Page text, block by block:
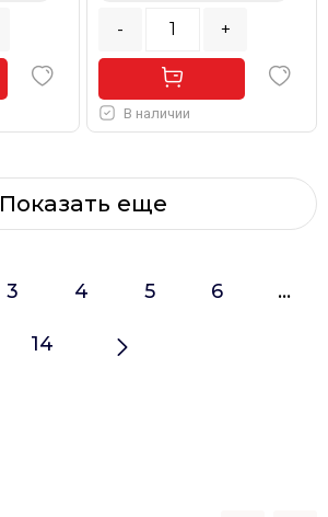
- +
В наличии
Показать еще
3 4 5 6 ...
14